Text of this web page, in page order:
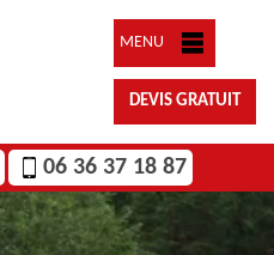
MENU
DEVIS GRATUIT
06 36 37 18 87